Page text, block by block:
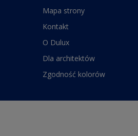
Mapa strony
Kontakt
O Dulux
Dla architektów
Zgodność kolorów